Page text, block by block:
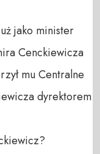
jako minister
Cenckiewicza
mu Centralne
dyrektorem